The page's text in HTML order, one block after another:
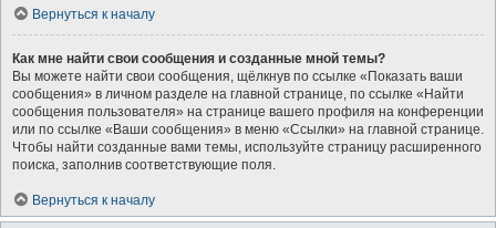
Вернуться к началу
Как мне найти свои сообщения и созданные мной темы?
Вы можете найти свои сообщения, щёлкнув по ссылке «Показать ваши
сообщения» в личном разделе на главной странице, по ссылке «Найти
сообщения пользователя» на странице вашего профиля на конференции
или по ссылке «Ваши сообщения» в меню «Ссылки» на главной странице.
Чтобы найти созданные вами темы, используйте страницу расширенного
поиска, заполнив соответствующие поля.
Вернуться к началу